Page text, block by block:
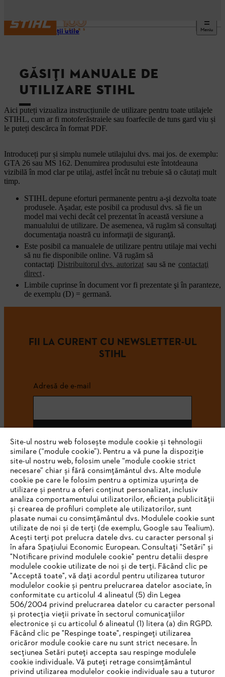
Meniu
Informaţii utile
GĂSIȚI MANUALE DE
UTILIZARE STIHL
Aici puteți vizualiza instrucțiunile de utilizare pentru toate utilajele
STIHL, cum ar fi motoferăstraiele sau foarfecile de tuns gard viu și
le puteți descărca în format PDF.
Introduceți pur și simplu numele utilajului dvs. mai jos. de exemplu:
GTA 26 sau MS 162. Denumirea produsului este întotdeauna
vizibilă în mod clar pe utilaj, astfel încât nu trebuie să o căutați mult
timp.
STIHL depune eforturi permanente pentru a-şi dezvolta toate
produsele. Aşadar, este posibil ca produsul dvs. să fie un
model mai vechi decât cel prezentat în această versiune a
manualului de utilizare. De asemenea, vă rugăm să consultaţi
documentaţia noastră cu informaţii de siguranţă.
Este posibil ca manualele de utilizare pentru utilaje mai vechi
să nu fie disponibile online. Vă rugăm să
contactaţi Distribuitorul dvs. autorizat sau să ne contactaţi
direct.
Limbile cuprinse în document vor fi prezentate şi în paranteze,
de exemplu (D) = germană.
FII LA CURENT CU NEWSLETTER-UL
STIHL
Adresă de e-mail
#STIHL
STIHL Romania
Informaţii Utile
IHR BROWSER WIRD NICHT
UNTERSTÜTZT
Site-ul nostru web folosește module cookie și tehnologii
similare (“module cookie”). Pentru a vă pune la dispoziție
site-ul nostru web, folosim unele “module cookie strict
necesare” chiar și fără consimțământul dvs. Alte module
cookie pe care le folosim pentru a optimiza ușurința de
utilizare și pentru a oferi conținut personalizat, inclusiv
analiza comportamentului utilizatorilor, eficiența publicității
și crearea de profiluri complete ale utilizatorilor, sunt
plasate numai cu consimțământul dvs. Modulele cookie sunt
utilizate de noi și de terți (de exemplu, Google sau Tealium).
Acești terți pot prelucra datele dvs. cu caracter personal și
în afara Spațiului Economic European. Consultați "Setări" și
"Notificare privind modulele cookie" pentru detalii despre
modulele cookie utilizate de noi și de terți. Făcând clic pe
"Acceptă toate", vă dați acordul pentru utilizarea tuturor
modulelor cookie și pentru prelucrarea datelor asociate, în
conformitate cu articolul 4 alineatul (5) din Legea
506/2004 privind prelucrarea datelor cu caracter personal
și protecția vieții private în sectorul comunicațiilor
electronice și cu articolul 6 alineatul (1) litera (a) din RGPD.
Făcând clic pe "Respinge toate", respingeți utilizarea
oricăror module cookie care nu sunt strict necesare. În
secțiunea Setări puteți accepta sau respinge modulele
cookie individuale. Vă puteți retrage consimțământul
privind utilizarea modulelor cookie individuale sau a tuturor